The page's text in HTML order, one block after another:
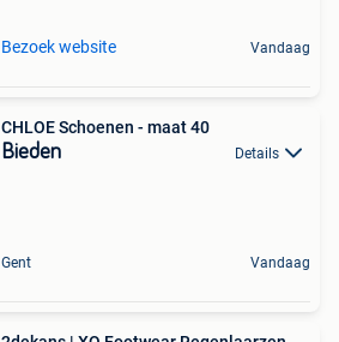
Bezoek website Vandaag
CHLOE Schoenen - maat 40
Bieden Details
Gent Vandaag